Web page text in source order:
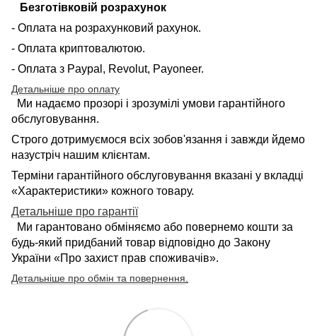
Безготівковій розрахунок
- Оплата на розрахунковий рахунок.
- Оплата криптовалютою.
- Оплата з Paypal, Revolut, Payoneer.
Детальніше про оплату
Ми надаємо прозорі і зрозумілі умови гарантійного
обслуговування.
Строго дотримуємося всіх зобов'язання і завжди йдемо
назустріч нашим клієнтам.
Терміни гарантійного обслуговування вказані у вкладці
«Характеристики» кожного товару.
Детальніше про гарантії
Ми гарантовано обміняємо або повернемо кошти за
будь-який придбаний товар відповідно до Закону
України «Про захист прав споживачів».
Детальніше про обмін та повернення